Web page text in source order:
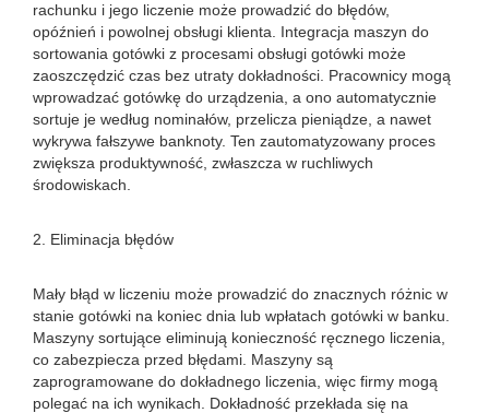
rachunku i jego liczenie może prowadzić do błędów,
opóźnień i powolnej obsługi klienta. Integracja maszyn do
sortowania gotówki z procesami obsługi gotówki może
zaoszczędzić czas bez utraty dokładności. Pracownicy mogą
wprowadzać gotówkę do urządzenia, a ono automatycznie
sortuje je według nominałów, przelicza pieniądze, a nawet
wykrywa fałszywe banknoty. Ten zautomatyzowany proces
zwiększa produktywność, zwłaszcza w ruchliwych
środowiskach.
2. Eliminacja błędów
Mały błąd w liczeniu może prowadzić do znacznych różnic w
stanie gotówki na koniec dnia lub wpłatach gotówki w banku.
Maszyny sortujące eliminują konieczność ręcznego liczenia,
co zabezpiecza przed błędami. Maszyny są
zaprogramowane do dokładnego liczenia, więc firmy mogą
polegać na ich wynikach. Dokładność przekłada się na